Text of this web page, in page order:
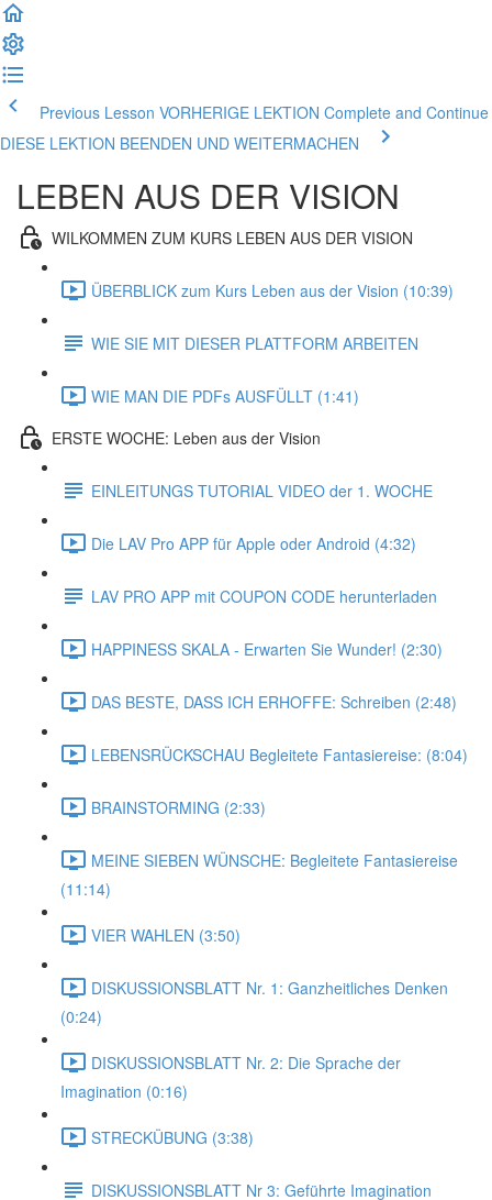
Previous Lesson VORHERIGE LEKTION Complete and Continue
DIESE LEKTION BEENDEN UND WEITERMACHEN
LEBEN AUS DER VISION
WILKOMMEN ZUM KURS LEBEN AUS DER VISION
ÜBERBLICK zum Kurs Leben aus der Vision (10:39)
WIE SIE MIT DIESER PLATTFORM ARBEITEN
WIE MAN DIE PDFs AUSFÜLLT (1:41)
ERSTE WOCHE: Leben aus der Vision
EINLEITUNGS TUTORIAL VIDEO der 1. WOCHE
Die LAV Pro APP für Apple oder Android (4:32)
LAV PRO APP mit COUPON CODE herunterladen
HAPPINESS SKALA - Erwarten Sie Wunder! (2:30)
DAS BESTE, DASS ICH ERHOFFE: Schreiben (2:48)
LEBENSRÜCKSCHAU Begleitete Fantasiereise: (8:04)
BRAINSTORMING (2:33)
MEINE SIEBEN WÜNSCHE: Begleitete Fantasiereise
(11:14)
VIER WAHLEN (3:50)
DISKUSSIONSBLATT Nr. 1: Ganzheitliches Denken
(0:24)
DISKUSSIONSBLATT Nr. 2: Die Sprache der
Imagination (0:16)
STRECKÜBUNG (3:38)
DISKUSSIONSBLATT Nr 3: Geführte Imagination